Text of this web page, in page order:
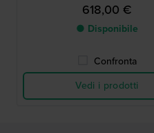
618,00 €
● Disponibile
Confronta
Vedi i prodotti